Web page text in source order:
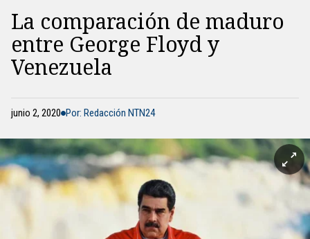
La comparación de maduro
entre George Floyd y
Venezuela
junio 2, 2020 Por: Redacción NTN24